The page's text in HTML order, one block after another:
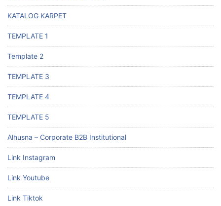
KATALOG KARPET
TEMPLATE 1
Template 2
TEMPLATE 3
TEMPLATE 4
TEMPLATE 5
Alhusna – Corporate B2B Institutional
Link Instagram
Link Youtube
Link Tiktok